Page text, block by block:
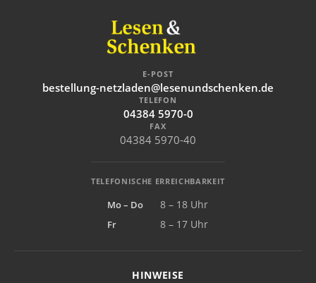
E-POST
bestellung-netzladen@lesenundschenken.de
TELEFON
04384 5970-0
FAX
04384 5970-40
TELEFONISCHE ERREICHBARKEIT
Mo – Do
8 – 18 Uhr
Fr
8 – 17 Uhr
HINWEISE